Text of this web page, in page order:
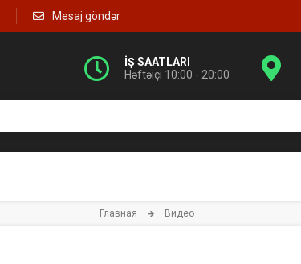
Mesaj göndər
İŞ SAATLARI
Həftəiçi 10:00 - 20:00
Главная Видео